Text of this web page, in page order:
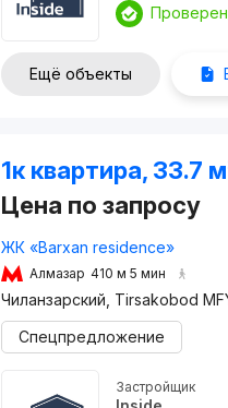
Ещё объекты
1к квартира, 33.7
Цена по запросу
ЖК «Barxan residence»
Алмазар 410 м 5 мин
Чиланзарский, Tirsakobod
Спецпредложение
Застройщик